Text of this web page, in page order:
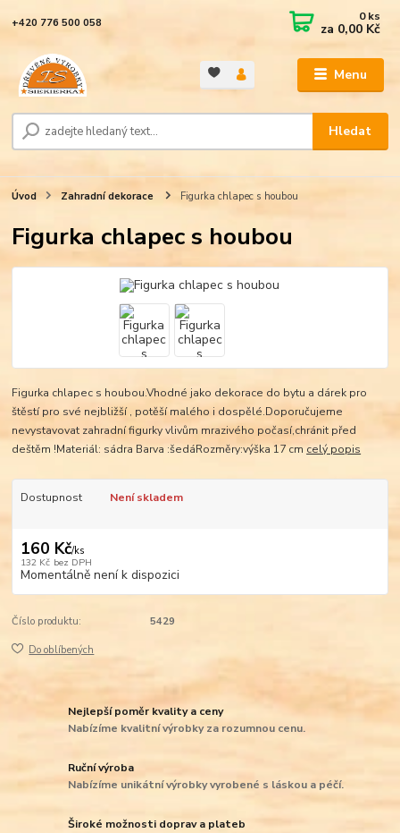
Menu
Hledat
+420 776 500 058 0ks
za 0,00 Kč
Úvod Zahradní dekorace Figurka chlapec s houbou
Figurka chlapec s houbou
Figurka chlapec s houbou.Vhodné jako dekorace do bytu a dárek pro
štěstí pro své nejbližší , potěší malého i dospělé.Doporučujeme
nevystavovat zahradní figurky vlivům mrazivého počasí,chránit před
deštěm !Materiál: sádra Barva :šedáRozměry:výška 17 cm celý popis
Dostupnost Není skladem
160 Kč/ks
132 Kč bez DPH
Momentálně není k dispozici
Číslo produktu: 5429
Do oblíbených
Nejlepší poměr kvality a ceny
Nabízíme kvalitní výrobky za rozumnou cenu.
Ruční výroba
Nabízíme unikátní výrobky vyrobené s láskou a péčí.
Široké možnosti doprav a plateb